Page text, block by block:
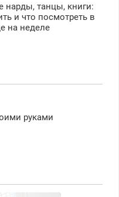
нарды, танцы, книги:
и что посмотреть в
на неделе
руками